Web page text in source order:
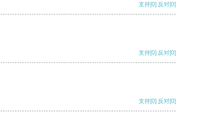
支持[0] 反对[0]
支持[0] 反对[0]
支持[0] 反对[0]